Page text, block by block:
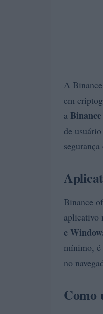
A
em
a
de
Binance
aplicativo
e
mínimo, é
no
Como